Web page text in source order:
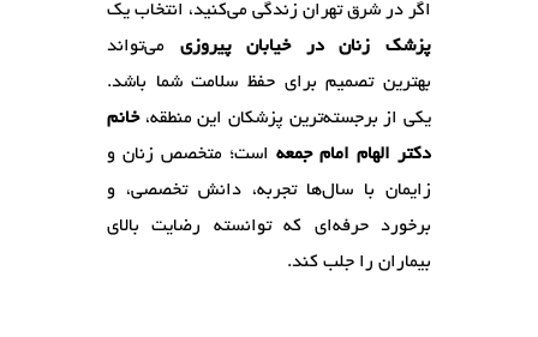
اگر در شرق تهران زندگی می‌کنید، انتخاب یک
پزشک زنان در خیابان پیروزی می‌تواند
بهترین تصمیم برای حفظ سلامت شما باشد.
یکی از برجسته‌ترین پزشکان این منطقه،خانم
دکتر الهام امام جمعه است؛ متخصص زنان و
زایمان با سال‌ها تجربه، دانش تخصصی، و
برخورد حرفه‌ای که توانسته رضایت بالای
بیماران را جلب کند.